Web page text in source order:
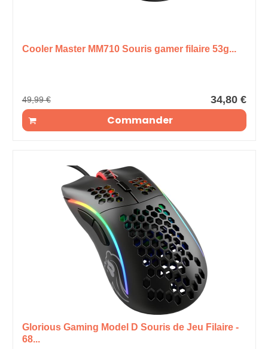
Cooler Master MM710 Souris gamer filaire 53g...
49,99 € 34,80 €
Commander
Glorious Gaming Model D Souris de Jeu Filaire -
68...